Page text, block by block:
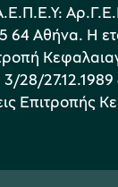
64 Αθήνα. Η
3/28/
Επιτροπής